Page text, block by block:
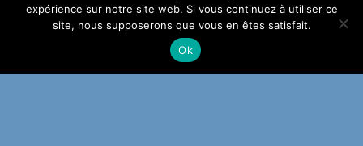
WordPress
expérience sur notre site web. Si vous continuez à utiliser ce
site, nous supposerons que vous en êtes satisfait.
Ok